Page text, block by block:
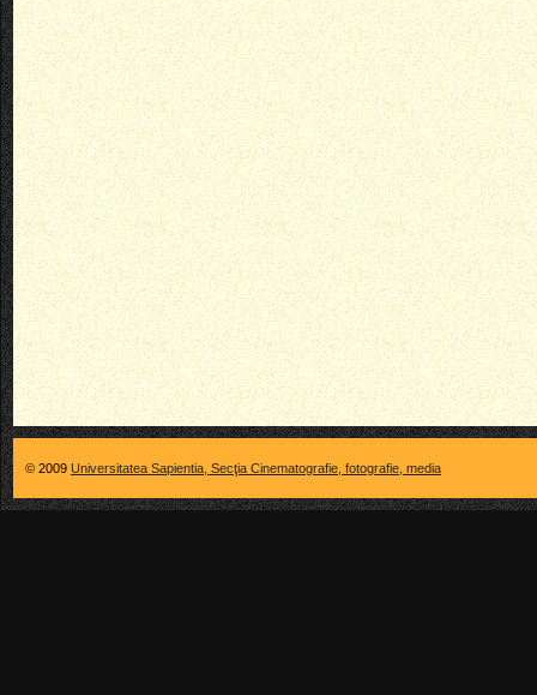
© 2009 Universitatea Sapientia, Secţia Cinematografie, fotografie, media